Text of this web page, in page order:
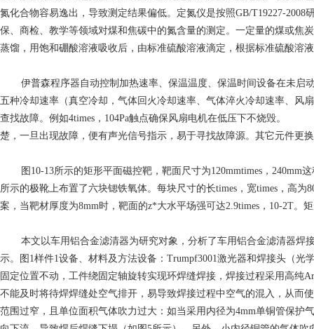
氮化合物容易逸出，导致测定结果偏低。定氮仪是按照GB/T19227-
保、商检、教学等领域对煤和焦碳中的氮含量的测定。一定量的煤或焦
蒸馏，用饱和硼酸溶液吸收后，由标准硫酸溶液滴定，根据标准硫酸溶
伊普森程序器自动控制加热速率、保温温度、保温时间设备在未
五种冷却速率（真空冷却，气体回火冷却速率、气体淬火冷却速率、风
查找故障。例如4times，104Pa触点确保风扇电机在低压下不烧毁。
楚，一旦出现故障，便有声光信号指示，易于寻找故障源。其它元件更
图10-13所示的矩形平面磁控靶，靶面尺寸为120mmtimes，
所示的极靴上布置了六块锶铁氧体。每块尺寸的长times，宽times，高为
案，当靶材厚度为8mm时，靶面的z*大水平场强可达2.9times，10-2T。
本文以车用铝合金滤清器为研究对象，分析了车用铝合金滤清器焊
示。图1样件1设备、材料及方法设备：Trumpf3001激光器和焊接头（
固定位置不动，工件绕固定轴旋转实现环焊缝焊接，焊接过程采用高纯
不能及时将待焊焊缝处空气排开，易导致焊接过程中空气的混入，从而
范围过窄，且单位面积气体吹力过大：如当采用内径为4mm单铜管保